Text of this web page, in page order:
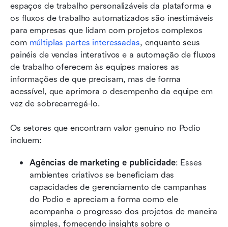
espaços de trabalho personalizáveis da plataforma e
os fluxos de trabalho automatizados são inestimáveis
para empresas que lidam com projetos complexos
com múltiplas partes interessadas, enquanto seus
painéis de vendas interativos e a automação de fluxos
de trabalho oferecem às equipes maiores as
informações de que precisam, mas de forma
acessível, que aprimora o desempenho da equipe em
vez de sobrecarregá-lo.
Os setores que encontram valor genuíno no Podio
incluem:
Agências de marketing e publicidade: Esses
ambientes criativos se beneficiam das
capacidades de gerenciamento de campanhas
do Podio e apreciam a forma como ele
acompanha o progresso dos projetos de maneira
simples, fornecendo insights sobre o